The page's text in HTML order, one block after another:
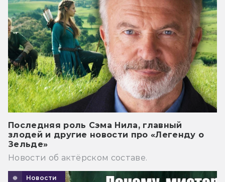
Последняя роль Сэма Нила, главный
злодей и другие новости про «Легенду о
Зельде»
Новости об актёрском составе.
Новости